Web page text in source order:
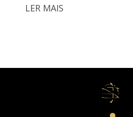
LER MAIS